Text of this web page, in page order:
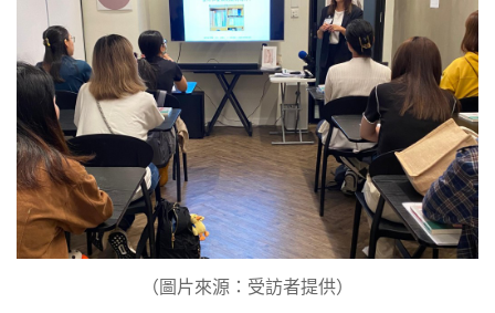
（圖片來源：受訪者提供）